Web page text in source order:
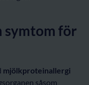
symtom för
mjölkproteinallergi
såsom